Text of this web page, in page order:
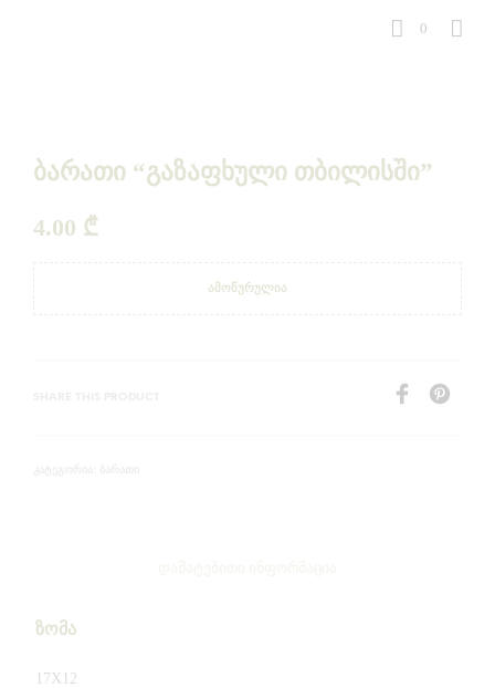
0
ბარათი “გაზაფხული თბილისში”
4.00 ₾
ᲐᲛᲝᲬᲣᲠᲣᲚᲘᲐ
ზომა
17X12